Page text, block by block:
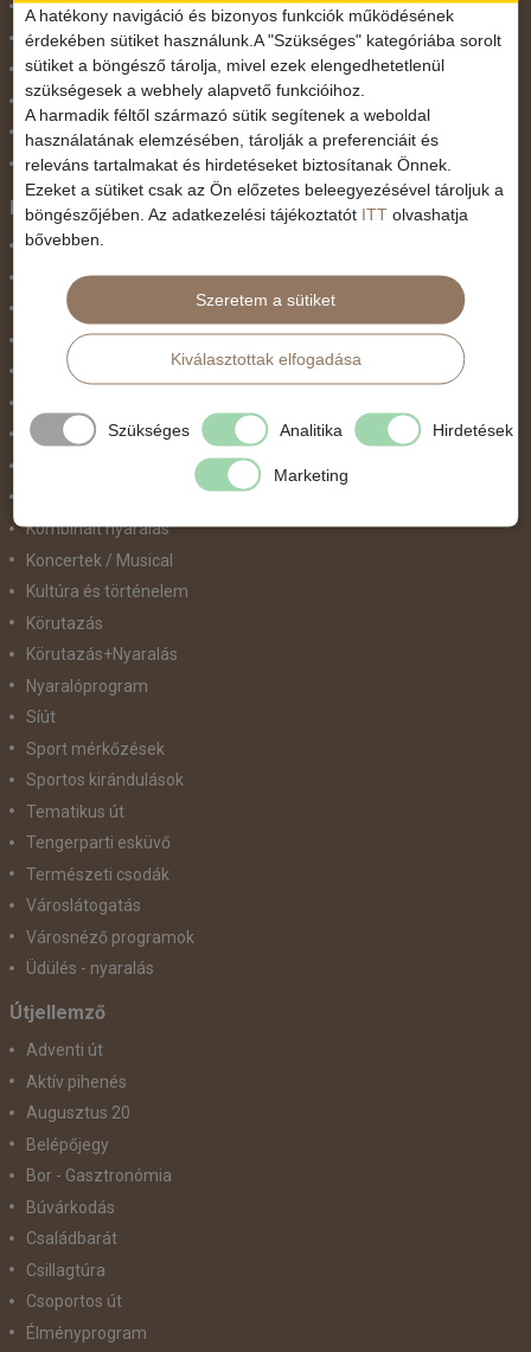
November 1.
Október 23.
Pünkösdi utazás
Szilveszter
Tavaszi szünet
Valentin nap
Programtípus
1 napos utak
Belépőjegy
Egyéni út
Egzotikus út
Fesztiválok
Gyalogtúra
Ifjúsági program / Osztálykirándulás
Kombinált nyaralás
Koncertek / Musical
Kultúra és történelem
Körutazás
Körutazás+Nyaralás
Nyaralóprogram
Síút
Sport mérkőzések
Sportos kirándulások
Tematikus út
Tengerparti esküvő
Természeti csodák
Városlátogatás
Városnéző programok
Üdülés - nyaralás
Útjellemző
Adventi út
Aktív pihenés
Augusztus 20
Belépőjegy
Bor - Gasztronómia
Búvárkodás
Családbarát
Csillagtúra
Csoportos út
Élményprogram
A hatékony navigáció és bizonyos funkciók működésének
érdekében sütiket használunk.A "Szükséges" kategóriába sorolt
sütiket a böngésző tárolja, mivel ezek elengedhetetlenül
szükségesek a webhely alapvető funkcióihoz.
A harmadik féltől származó sütik segítenek a weboldal
használatának elemzésében, tárolják a preferenciáit és
releváns tartalmakat és hirdetéseket biztosítanak Önnek.
Ezeket a sütiket csak az Ön előzetes beleegyezésével tároljuk a
böngészőjében. Az adatkezelési tájékoztatót ITT olvashatja
bővebben.
Szeretem a sütiket
Kiválasztottak elfogadása
Szükséges Analitika Hirdetések
Marketing